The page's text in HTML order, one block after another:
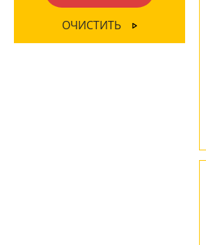
МАТЕРИАЛ
Матовый(6)
Рельефный(5)
ОЧИСТИТЬ